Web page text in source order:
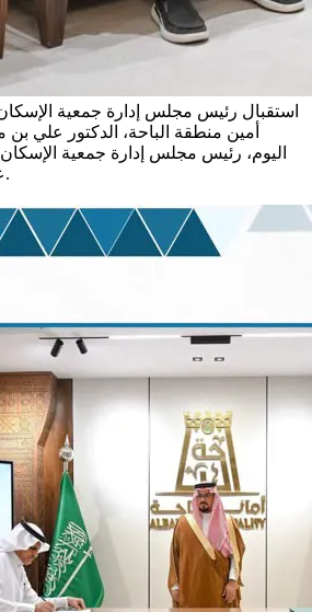
استقبال رئيس مجلس إدارة جمعية الإسكان
أمين منطقة الباحة، الدكتور علي
اليوم، رئيس مجلس إدارة جمعية الإسكان
عوض بن موسى الغامدي.